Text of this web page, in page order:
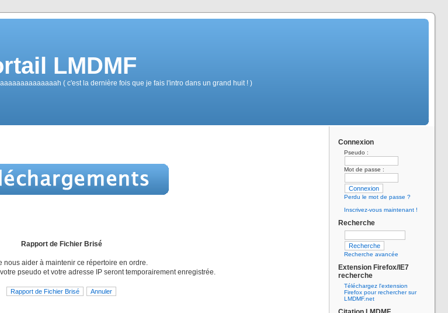
LMDMF
( c'est la dernière fois que je fais l'intro dans un grand huit ! )
Rapport de Fichier Brisé
nous aider à maintenir ce répertoire en ordre.
pseudo et votre adresse IP seront temporairement enregistrée.
Connexion
Pseudo :
Mot de passe :
Perdu le mot de passe ?
Inscrivez-vous maintenant !
Recherche
Recherche avancée
Extension Firefox/IE7
recherche
Téléchargez l'extension
Firefox pour rechercher sur
LMDMF.net